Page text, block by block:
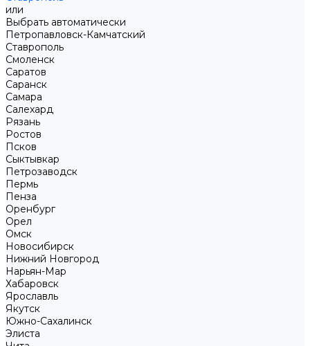
или
Выбрать автоматически
Петропавловск-Камчатский
Ставрополь
Смоленск
Саратов
Саранск
Самара
Салехард
Рязань
Ростов
Псков
Сыктывкар
Петрозаводск
Пермь
Пенза
Оренбург
Орел
Омск
Новосибирск
Нижний Новгород
Нарьян-Мар
Хабаровск
Ярославль
Якутск
Южно-Сахалинск
Элиста